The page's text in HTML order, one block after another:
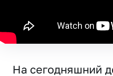
На сегодняшний